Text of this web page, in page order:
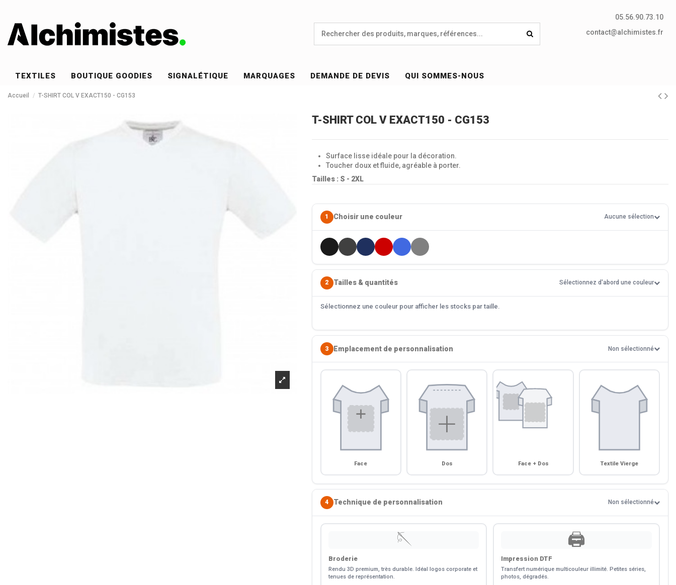
05.56.90.73.10
contact@alchimistes.fr
TEXTILES BOUTIQUE GOODIES SIGNALÉTIQUE MARQUAGES DEMANDE DE DEVIS QUI SOMMES-NOUS
Accueil T-SHIRT COL V EXACT150 - CG153
T-SHIRT COL V EXACT150 - CG153
Surface lisse idéale pour la décoration.
Toucher doux et fluide, agréable à porter.
Tailles : S - 2XL
1 Choisir une couleur Aucune sélection
2 Tailles & quantités Sélectionnez d'abord une couleur
Sélectionnez une couleur pour afficher les stocks par taille.
3 Emplacement de personnalisation Non sélectionné
Face Dos Face + Dos Textile Vierge
4 Technique de personnalisation Non sélectionné
🪡
Broderie
Rendu 3D premium, très durable. Idéal logos corporate et
tenues de représentation.
🖨️
Impression DTF
Transfert numérique multicouleur illimité. Petites séries,
photos, dégradés.